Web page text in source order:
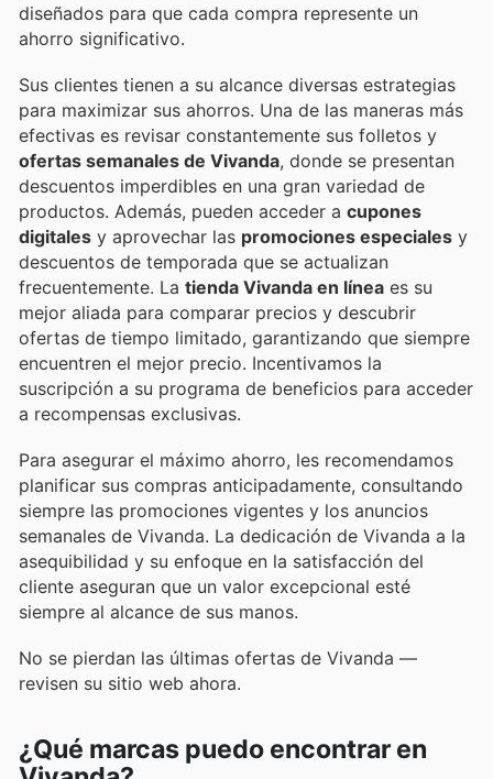
diseñados para que cada compra represente un
ahorro significativo.
Sus clientes tienen a su alcance diversas estrategias
para maximizar sus ahorros. Una de las maneras más
efectivas es revisar constantemente sus folletos y
ofertas semanales de Vivanda, donde se presentan
descuentos imperdibles en una gran variedad de
productos. Además, pueden acceder a cupones
digitales y aprovechar las promociones especiales y
descuentos de temporada que se actualizan
frecuentemente. La tienda Vivanda en línea es su
mejor aliada para comparar precios y descubrir
ofertas de tiempo limitado, garantizando que siempre
encuentren el mejor precio. Incentivamos la
suscripción a su programa de beneficios para acceder
a recompensas exclusivas.
Para asegurar el máximo ahorro, les recomendamos
planificar sus compras anticipadamente, consultando
siempre las promociones vigentes y los anuncios
semanales de Vivanda. La dedicación de Vivanda a la
asequibilidad y su enfoque en la satisfacción del
cliente aseguran que un valor excepcional esté
siempre al alcance de sus manos.
No se pierdan las últimas ofertas de Vivanda —
revisen su sitio web ahora.
¿Qué marcas puedo encontrar en